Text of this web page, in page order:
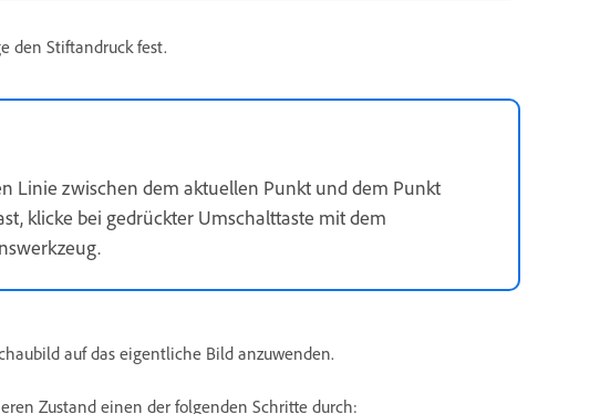
den Stiftandruck fest.
Linie zwischen dem aktuellen Punkt und dem Punkt
klicke bei gedrückter Umschalttaste mit dem
auf das eigentliche Bild anzuwenden.
Zustand einen der folgenden Schritte durch: